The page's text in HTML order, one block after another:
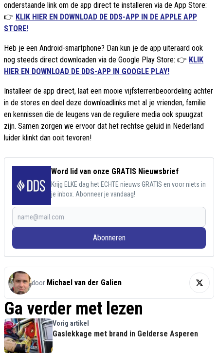
onderstaande link om de app direct te installeren via de App Store:
👉 KLIK HIER EN DOWNLOAD DE DDS-APP IN DE APPLE APP
STORE!
Heb je een Android-smartphone? Dan kun je de app uiteraard ook
nog steeds direct downloaden via de Google Play Store: 👉 KLIK
HIER EN DOWNLOAD DE DDS-APP IN GOOGLE PLAY!
Installeer de app direct, laat een mooie vijfsterrenbeoordeling achter
in de stores en deel deze downloadlinks met al je vrienden, familie
en kennissen die de leugens van de reguliere media ook spuugzat
zijn. Samen zorgen we ervoor dat het rechtse geluid in Nederland
luider klinkt dan ooit tevoren!
Word lid van onze GRATIS Nieuwsbrief
Krijg ELKE dag het ECHTE nieuws GRATIS en voor niets in
je inbox. Abonneer je vandaag!
Abonneren
door Michael van der Galien
Ga verder met lezen
Vorig artikel
Gaslekkage met brand in Gelderse Asperen